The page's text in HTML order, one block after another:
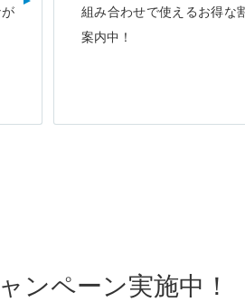
組み合わせで使えるお得な
案内中！
ンペーン実施中！